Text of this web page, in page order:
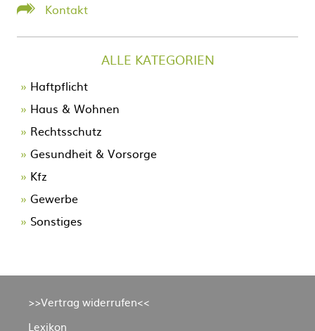
Kontakt
ALLE KATEGORIEN
Navigation
überspringen
Haftpflicht
Haus & Wohnen
Rechtsschutz
Gesundheit & Vorsorge
Kfz
Gewerbe
Sonstiges
>>Vertrag widerrufen<<
Lexikon